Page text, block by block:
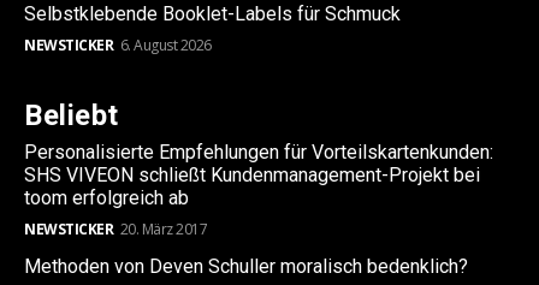
Selbstklebende Booklet-Labels für Schmuck
NEWSTICKER 6. August 2026
Beliebt
Personalisierte Empfehlungen für Vorteilskartenkunden:
SHS VIVEON schließt Kundenmanagement-Projekt bei
toom erfolgreich ab
NEWSTICKER 20. März 2017
Methoden von Deven Schuller moralisch bedenklich?